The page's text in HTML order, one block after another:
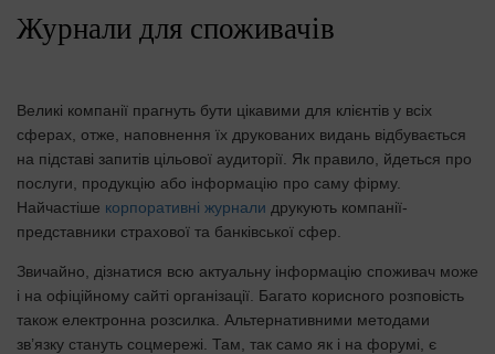
Журнали для споживачів
Великі компанії прагнуть бути цікавими для клієнтів у всіх
сферах, отже, наповнення їх друкованих видань відбувається
на підставі запитів цільової аудиторії. Як правило, йдеться про
послуги, продукцію або інформацію про саму фірму.
Найчастіше корпоративні журнали друкують компанії-
представники страхової та банківської сфер.
Звичайно, дізнатися всю актуальну інформацію споживач може
і на офіційному сайті організації. Багато корисного розповість
також електронна розсилка. Альтернативними методами
зв’язку стануть соцмережі. Там, так само як і на форумі, є